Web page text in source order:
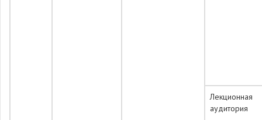
Лекционная
аудитория